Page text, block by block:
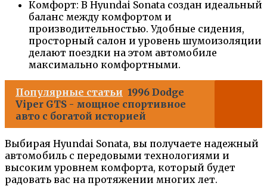
Комфорт: В Hyundai Sonata создан идеальный
баланс между комфортом и
производительностью. Удобные сидения,
просторный салон и уровень шумоизоляции
делают поездки на этом автомобиле
максимально комфортными.
Популярные статьи 1996 Dodge
Viper GTS - мощное спортивное
авто с богатой историей
Выбирая Hyundai Sonata, вы получаете надежный
автомобиль с передовыми технологиями и
высоким уровнем комфорта, который будет
радовать вас на протяжении многих лет.